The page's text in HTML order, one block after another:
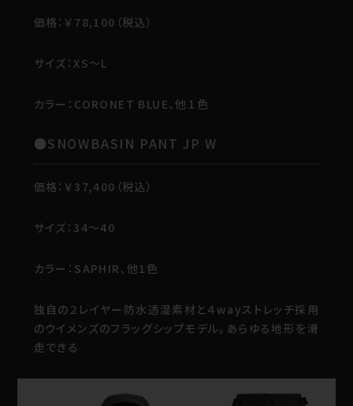
価格：￥78,100（税込）
サイズ：XS～L
カラー：CORONET BLUE、他１色
●SNOWBASIN PANT JP W
価格：￥37,400（税込）
サイズ：34～40
カラー：SAPHIR､他1色
独自の２レイヤー防水透湿素材と４wayストレッチ採用
のウイメンズのフラッグシップモデル。あらゆる地形を滑
走できる